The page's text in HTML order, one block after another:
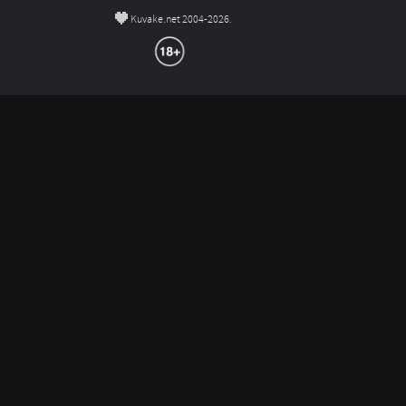
© Kuvake.net 2004-2026.